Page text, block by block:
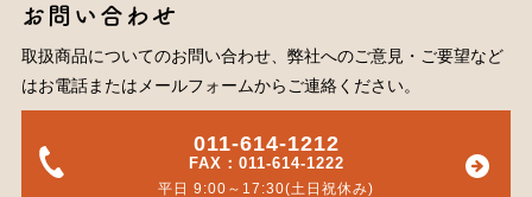
お問い合わせ
取扱商品についてのお問い合わせ、弊社へのご意見・ご要望など
はお電話またはメールフォームからご連絡ください。
011-614-1212
FAX：011-614-1222
平日 9:00～17:30(土日祝休み)